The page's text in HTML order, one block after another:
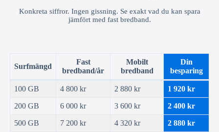
Konkreta siffror. Ingen gissning. Se exakt vad du kan spara
jämfört med fast bredband.
Surfmängd
Fast
bredband/år
Mobilt
bredband
Din
besparing
100 GB 4 800 kr 2 880 kr 1 920 kr
200 GB 6 000 kr 3 600 kr 2 400 kr
500 GB 7 200 kr 4 320 kr 2 880 kr